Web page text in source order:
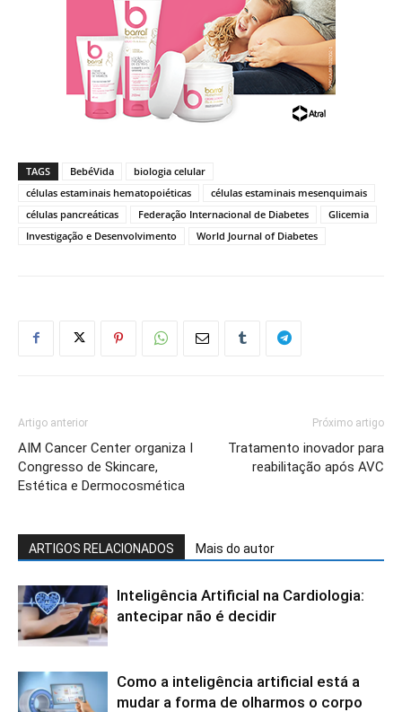
TAGS BebéVida
biologia celular
células estaminais hematopoiéticas
células estaminais mesenquimais
células pancreáticas
Federação Internacional de Diabetes
Glicemia
Investigação e Desenvolvimento
World Journal of Diabetes
Artigo anterior
AIM Cancer Center organiza I
Congresso de Skincare,
Estética e Dermocosmética
Próximo artigo
Tratamento inovador para
reabilitação após AVC
ARTIGOS RELACIONADOS Mais do autor
Inteligência Artificial na Cardiologia:
antecipar não é decidir
Como a inteligência artificial está a
mudar a forma de olharmos o corpo